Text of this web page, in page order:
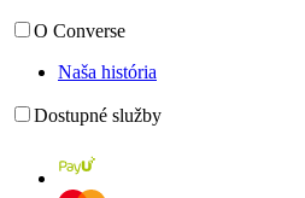
O Converse
Naša história
Dostupné služby